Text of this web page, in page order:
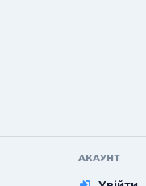
АКАУНТ